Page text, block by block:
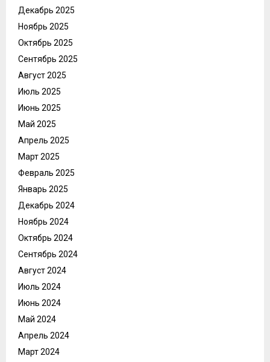
Декабрь 2025
Ноябрь 2025
Октябрь 2025
Сентябрь 2025
Август 2025
Июль 2025
Июнь 2025
Май 2025
Апрель 2025
Март 2025
Февраль 2025
Январь 2025
Декабрь 2024
Ноябрь 2024
Октябрь 2024
Сентябрь 2024
Август 2024
Июль 2024
Июнь 2024
Май 2024
Апрель 2024
Март 2024